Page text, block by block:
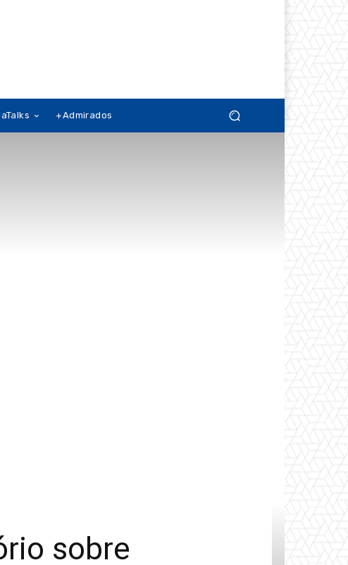
+Admirados
sobre